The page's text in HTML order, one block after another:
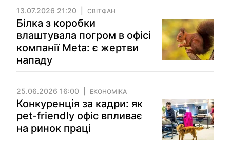
13.07.2026 21:20 СВІТФАН
Білка з коробки
влаштувала погром в офісі
компанії Meta: є жертви
нападу
25.06.2026 16:00 ЕКОНОМІКА
Конкуренція за кадри: як
pet-friendly офіс впливає
на ринок праці